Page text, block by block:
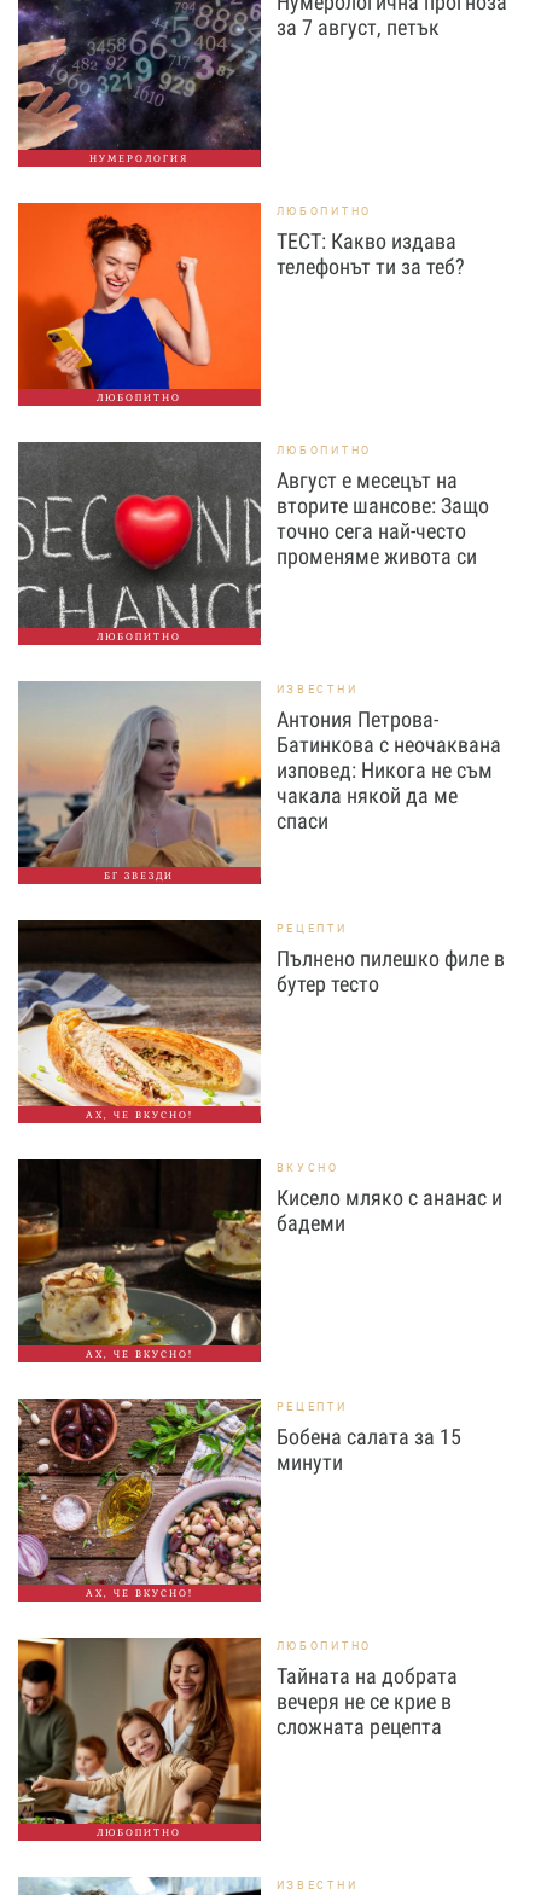
НУМЕРОЛОГИЯ
за 7 август, петък
ЛЮБОПИТНО
ЛЮБОПИТНО
ТЕСТ: Какво издава
телефонът ти за теб?
ЛЮБОПИТНО
ЛЮБОПИТНО
Август е месецът на
вторите шансове: Защо
точно сега най-често
променяме живота си
БГ ЗВЕЗДИ
ИЗВЕСТНИ
Антония Петрова-
Батинкова с неочаквана
изповед: Никога не съм
чакала някой да ме
спаси
АХ, ЧЕ ВКУСНО!
РЕЦЕПТИ
Пълнено пилешко филе в
бутер тесто
АХ, ЧЕ ВКУСНО!
ВКУСНО
Кисело мляко с ананас и
бадеми
АХ, ЧЕ ВКУСНО!
РЕЦЕПТИ
Бобена салата за 15
минути
ЛЮБОПИТНО
ЛЮБОПИТНО
Тайната на добрата
вечеря не се крие в
сложната рецепта
ИЗВЕСТНИ